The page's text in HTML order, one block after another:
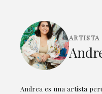
ARTISTA
Andrea es una artista